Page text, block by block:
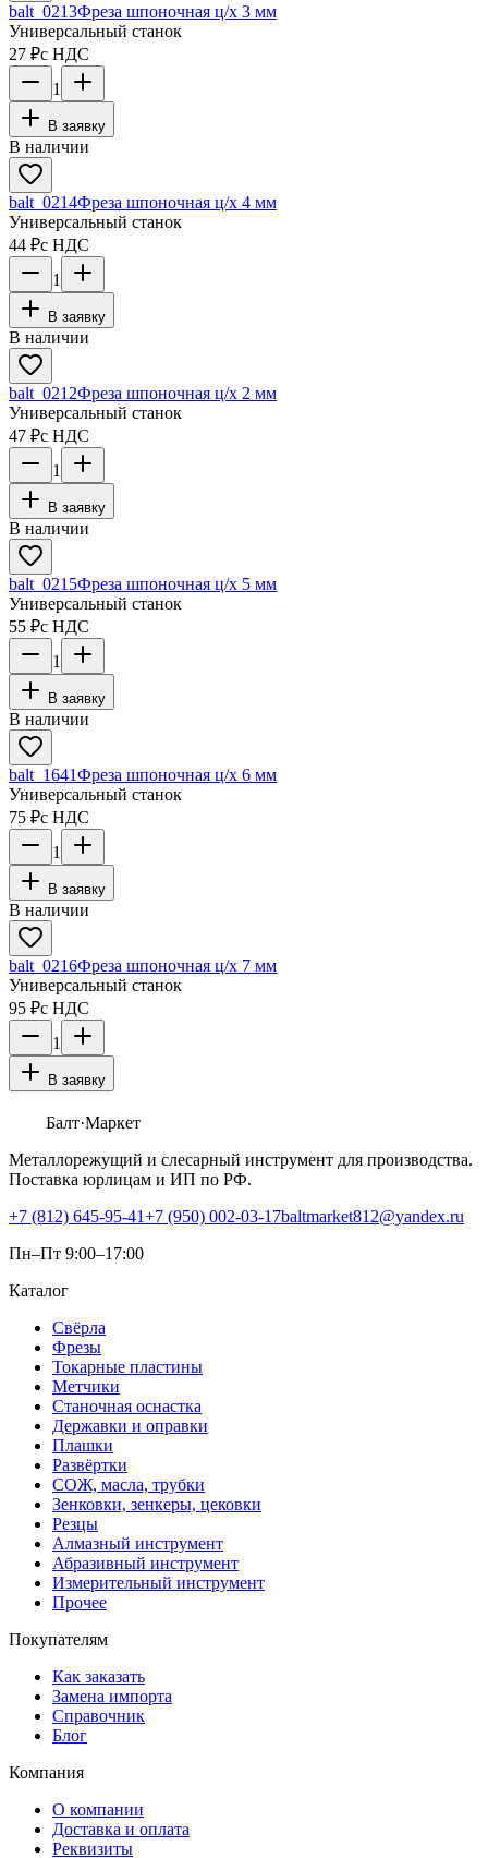
balt_0213Фреза шпоночная ц/х 3 мм
Универсальный станок
27 ₽с НДС
1
В заявку
В наличии
balt_0214Фреза шпоночная ц/х 4 мм
Универсальный станок
44 ₽с НДС
1
В заявку
В наличии
balt_0212Фреза шпоночная ц/х 2 мм
Универсальный станок
47 ₽с НДС
1
В заявку
В наличии
balt_0215Фреза шпоночная ц/х 5 мм
Универсальный станок
55 ₽с НДС
1
В заявку
В наличии
balt_1641Фреза шпоночная ц/х 6 мм
Универсальный станок
75 ₽с НДС
1
В заявку
В наличии
balt_0216Фреза шпоночная ц/х 7 мм
Универсальный станок
95 ₽с НДС
1
В заявку
Балт·Маркет
Металлорежущий и слесарный инструмент для производства.
Поставка юрлицам и ИП по РФ.
+7 (812) 645-95-41+7 (950) 002-03-17baltmarket812@yandex.ru
Пн–Пт 9:00–17:00
Каталог
Свёрла
Фрезы
Токарные пластины
Метчики
Станочная оснастка
Державки и оправки
Плашки
Развёртки
СОЖ, масла, трубки
Зенковки, зенкеры, цековки
Резцы
Алмазный инструмент
Абразивный инструмент
Измерительный инструмент
Прочее
Покупателям
Как заказать
Замена импорта
Справочник
Блог
Компания
О компании
Доставка и оплата
Реквизиты